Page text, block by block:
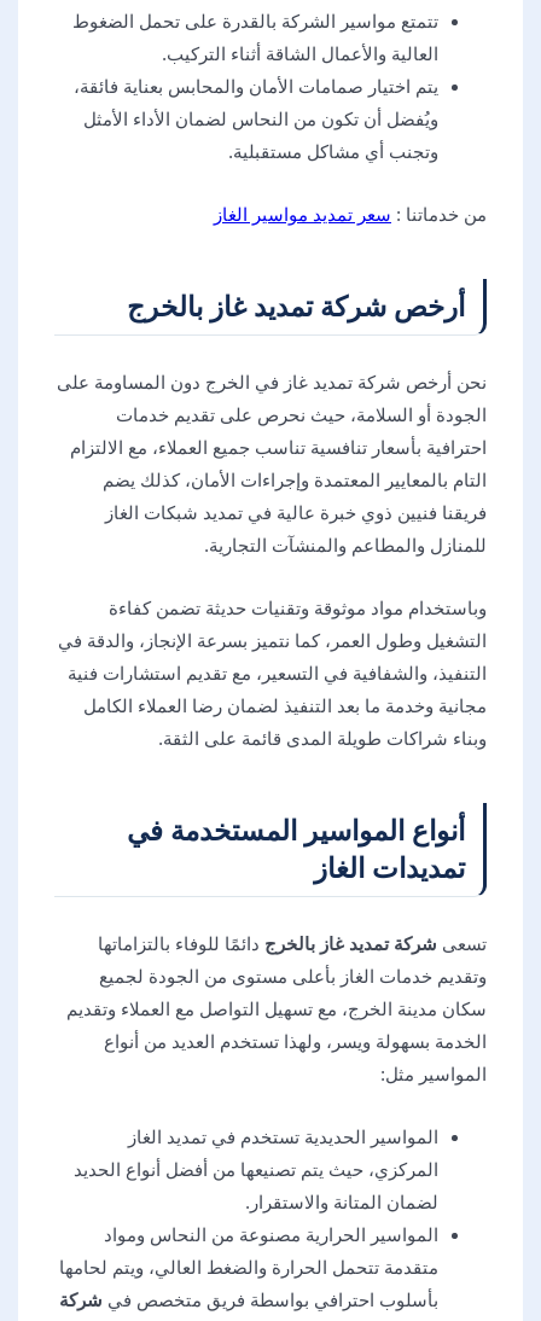
تتمتع مواسير الشركة بالقدرة على تحمل الضغوط
العالية والأعمال الشاقة أثناء التركيب.
يتم اختيار صمامات الأمان والمحابس بعناية فائقة،
ويُفضل أن تكون من النحاس لضمان الأداء الأمثل
وتجنب أي مشاكل مستقبلية.
من خدماتنا : سعر تمديد مواسير الغاز
أرخص شركة تمديد غاز بالخرج
نحن أرخص شركة تمديد غاز في الخرج دون المساومة على
الجودة أو السلامة، حيث نحرص على تقديم خدمات
احترافية بأسعار تنافسية تناسب جميع العملاء، مع الالتزام
التام بالمعايير المعتمدة وإجراءات الأمان، كذلك يضم
فريقنا فنيين ذوي خبرة عالية في تمديد شبكات الغاز
للمنازل والمطاعم والمنشآت التجارية.
وباستخدام مواد موثوقة وتقنيات حديثة تضمن كفاءة
التشغيل وطول العمر، كما نتميز بسرعة الإنجاز، والدقة في
التنفيذ، والشفافية في التسعير، مع تقديم استشارات فنية
مجانية وخدمة ما بعد التنفيذ لضمان رضا العملاء الكامل
وبناء شراكات طويلة المدى قائمة على الثقة.
أنواع المواسير المستخدمة في
تمديدات الغاز
تسعى شركة تمديد غاز بالخرج دائمًا للوفاء بالتزاماتها
وتقديم خدمات الغاز بأعلى مستوى من الجودة لجميع
سكان مدينة الخرج، مع تسهيل التواصل مع العملاء وتقديم
الخدمة بسهولة ويسر، ولهذا تستخدم العديد من أنواع
المواسير مثل:
المواسير الحديدية تستخدم في تمديد الغاز
المركزي، حيث يتم تصنيعها من أفضل أنواع الحديد
لضمان المتانة والاستقرار.
المواسير الحرارية مصنوعة من النحاس ومواد
متقدمة تتحمل الحرارة والضغط العالي، ويتم لحامها
بأسلوب احترافي بواسطة فريق متخصص في شركة